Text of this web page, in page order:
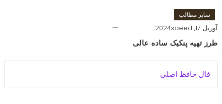
سایر مطالب
آوریل 17, 2024 saeed
طرز تهیه پنکیک ساده عالی
فال حافظ اصلی